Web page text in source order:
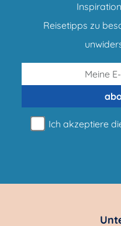
Reisetipps zu
Ich akzeptiere